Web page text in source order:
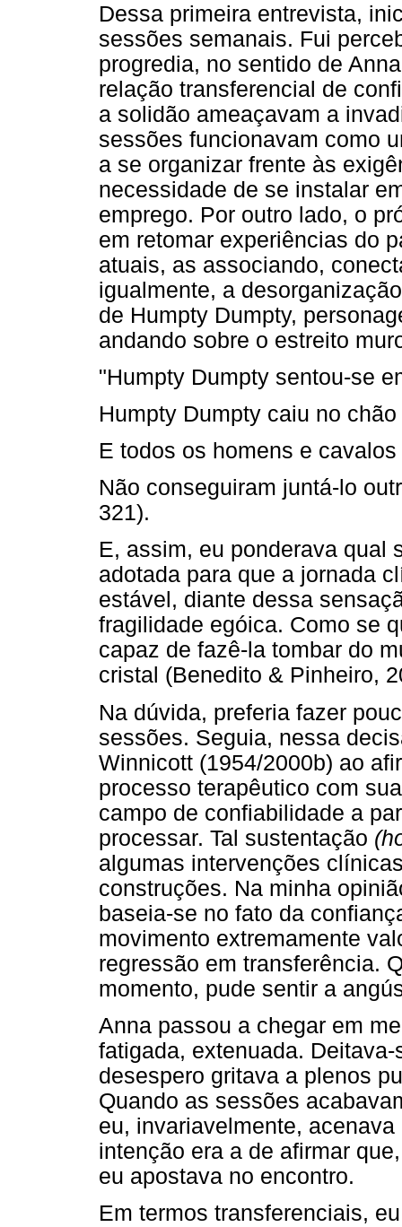
Dessa primeira entrevista,
sessões semanais. Fui
progredia, no sentido de
relação transferencial de
a solidão ameaçavam a
sessões funcionavam como
a se organizar frente às
necessidade de se instalar
emprego. Por outro lado, o
em retomar experiências do
atuais, as associando,
igualmente, a
de Humpty Dumpty,
andando sobre o estreito
"Humpty Dumpty sentou-se
Humpty Dumpty caiu no chão
E todos os homens e cavalos
Não conseguiram juntá-lo
321).
E, assim, eu ponderava qual
adotada para que a jornada
estável, diante dessa
fragilidade egóica. Como se
capaz de fazê-la tombar do
cristal (Benedito & Pinheiro,
Na dúvida, preferia fazer
sessões. Seguia, nessa
Winnicott (1954/2000b) ao
processo terapêutico com
campo de confiabilidade a
processar. Tal sustentação
algumas intervenções
construções. Na minha
baseia-se no fato da
movimento extremamente
regressão em transferência.
momento, pude sentir a
Anna passou a chegar em
fatigada, extenuada.
desespero gritava a plenos
Quando as sessões
eu, invariavelmente,
intenção era a de afirmar
eu apostava no encontro.
Em termos transferenciais,